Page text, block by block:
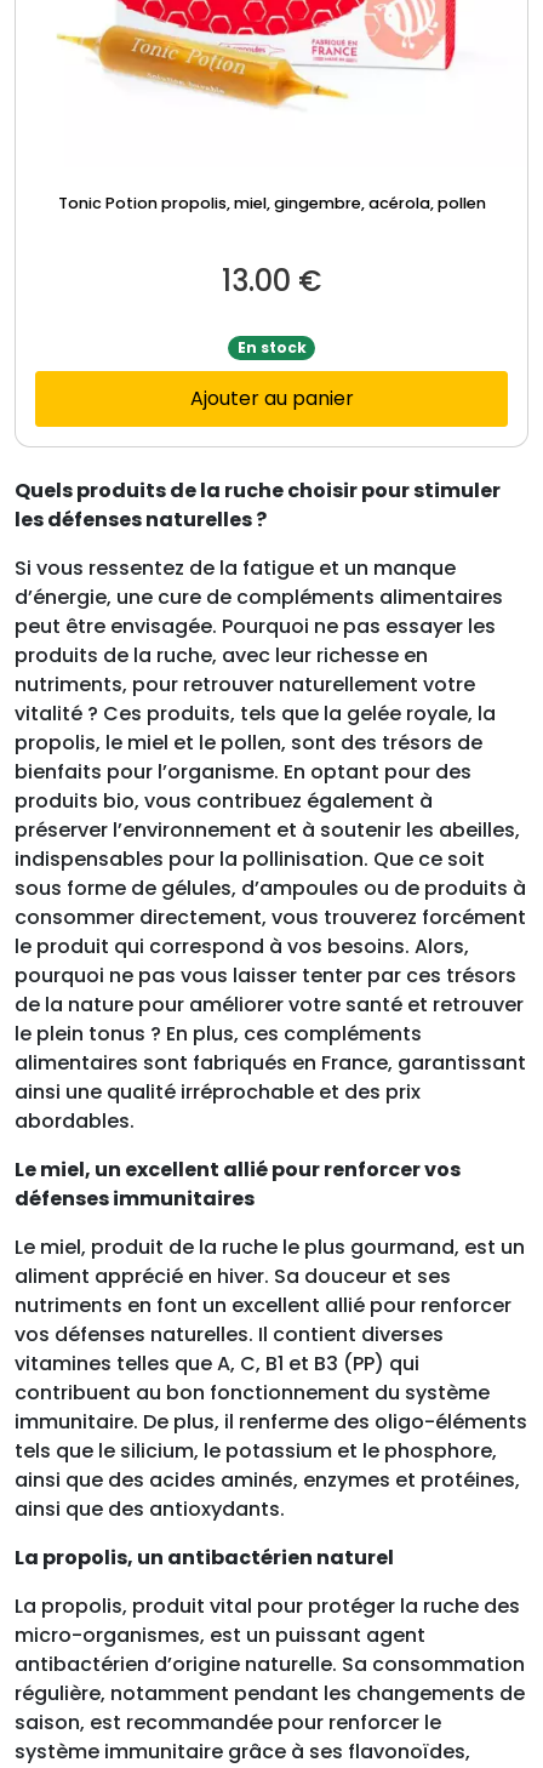
Tonic Potion propolis, miel, gingembre, acérola, pollen
13.00 €
En stock
Ajouter au panier
Quels produits de la ruche choisir pour stimuler
les défenses naturelles ?
Si vous ressentez de la fatigue et un manque
d’énergie, une cure de compléments alimentaires
peut être envisagée. Pourquoi ne pas essayer les
produits de la ruche, avec leur richesse en
nutriments, pour retrouver naturellement votre
vitalité ? Ces produits, tels que la gelée royale, la
propolis, le miel et le pollen, sont des trésors de
bienfaits pour l’organisme. En optant pour des
produits bio, vous contribuez également à
préserver l’environnement et à soutenir les abeilles,
indispensables pour la pollinisation. Que ce soit
sous forme de gélules, d’ampoules ou de produits à
consommer directement, vous trouverez forcément
le produit qui correspond à vos besoins. Alors,
pourquoi ne pas vous laisser tenter par ces trésors
de la nature pour améliorer votre santé et retrouver
le plein tonus ? En plus, ces compléments
alimentaires sont fabriqués en France, garantissant
ainsi une qualité irréprochable et des prix
abordables.
Le miel, un excellent allié pour renforcer vos
défenses immunitaires
Le miel, produit de la ruche le plus gourmand, est un
aliment apprécié en hiver. Sa douceur et ses
nutriments en font un excellent allié pour renforcer
vos défenses naturelles. Il contient diverses
vitamines telles que A, C, B1 et B3 (PP) qui
contribuent au bon fonctionnement du système
immunitaire. De plus, il renferme des oligo-éléments
tels que le silicium, le potassium et le phosphore,
ainsi que des acides aminés, enzymes et protéines,
ainsi que des antioxydants.
La propolis, un antibactérien naturel
La propolis, produit vital pour protéger la ruche des
micro-organismes, est un puissant agent
antibactérien d’origine naturelle. Sa consommation
régulière, notamment pendant les changements de
saison, est recommandée pour renforcer le
système immunitaire grâce à ses flavonoïdes,